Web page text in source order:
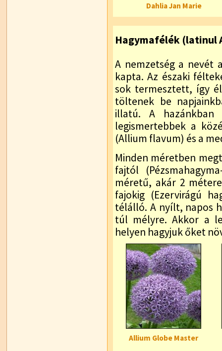
Dahlia Jan Marie
Hagymafélék (latinul
A nemzetség a nevét
kapta. Az északi
sok termesztett, így
töltenek be
illatú. A
legismertebbek a
(Allium flavum) és a
Minden méretben
fajtól
méretű, akár 2
fajokig (Ezervirágú
télálló. A nyílt, napos
túl mélyre. Akkor a
helyen hagyjuk őket
Allium Globe Master